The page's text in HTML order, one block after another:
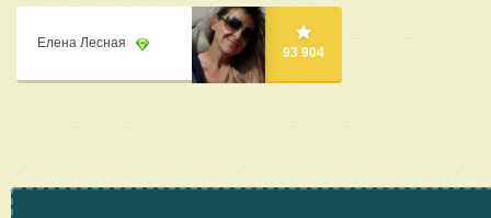
Елена Лесная
93 904